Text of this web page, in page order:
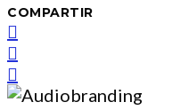
COMPARTIR